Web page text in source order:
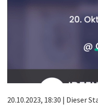
20.10.2023, 18:30 | Dieser